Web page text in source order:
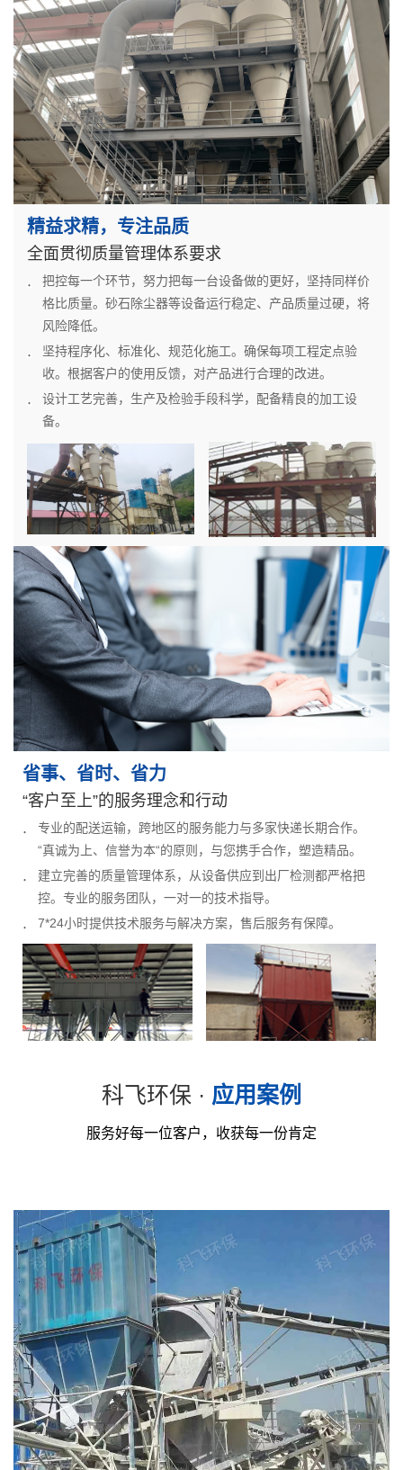
精益求精，专注品质
全面贯彻质量管理体系要求
把控每一个环节，努力把每一台设备做的更好，坚持同样价
格比质量。砂石除尘器等设备运行稳定、产品质量过硬，将
风险降低。
坚持程序化、标准化、规范化施工。确保每项工程定点验
收。根据客户的使用反馈，对产品进行合理的改进。
设计工艺完善，生产及检验手段科学，配备精良的加工设
备。
省事、省时、省力
“客户至上”的服务理念和行动
专业的配送运输，跨地区的服务能力与多家快递长期合作。
“真诚为上、信誉为本“的原则，与您携手合作，塑造精品。
建立完善的质量管理体系，从设备供应到出厂检测都严格把
控。专业的服务团队，一对一的技术指导。
7*24小时提供技术服务与解决方案，售后服务有保障。
科飞环保 · 应用案例
服务好每一位客户，收获每一份肯定